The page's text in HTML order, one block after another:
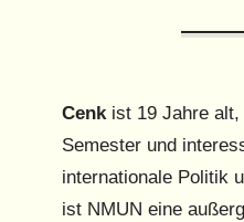
Cenkist 19 Jahre alt,
Semester und
internationale Politik
ist NMUN eine